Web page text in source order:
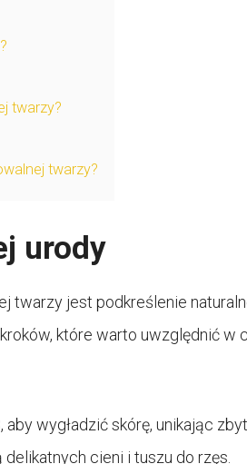
twarzy?
twarzy?
urody
twarzy jest podkreślenie
które warto uwzględnić w
wygładzić skórę, unikając
cieni i tuszu do rzęs.